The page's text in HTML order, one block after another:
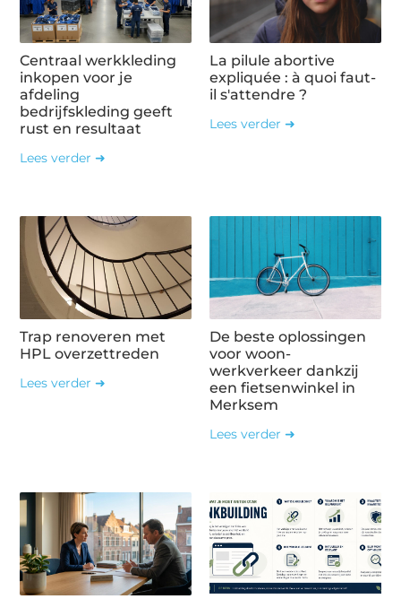
Centraal werkkleding
inkopen voor je
afdeling
bedrijfskleding geeft
rust en resultaat
Lees verder ➜
La pilule abortive
expliquée : à quoi faut-
il s'attendre ?
Lees verder ➜
Trap renoveren met
HPL overzettreden
Lees verder ➜
De beste oplossingen
voor woon-
werkverkeer dankzij
een fietsenwinkel in
Merksem
Lees verder ➜